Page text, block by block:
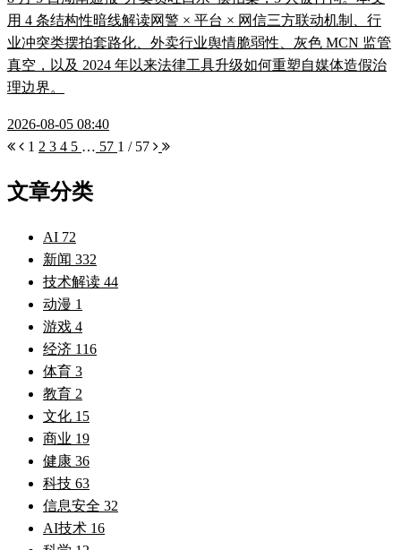
用 4 条结构性暗线解读网警 × 平台 × 网信三方联动机制、行
业冲突类摆拍套路化、外卖行业舆情脆弱性、灰色 MCN 监管
真空，以及 2024 年以来法律工具升级如何重塑自媒体造假治
理边界。
2026-08-05 08:40
1 2 3 4 5 … 57 1 / 57
文章分类
AI 72
新闻 332
技术解读 44
动漫 1
游戏 4
经济 116
体育 3
教育 2
文化 15
商业 19
健康 36
科技 63
信息安全 32
AI技术 16